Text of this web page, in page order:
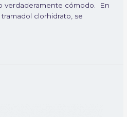
verdaderamente cómodo. En
clorhidrato, se